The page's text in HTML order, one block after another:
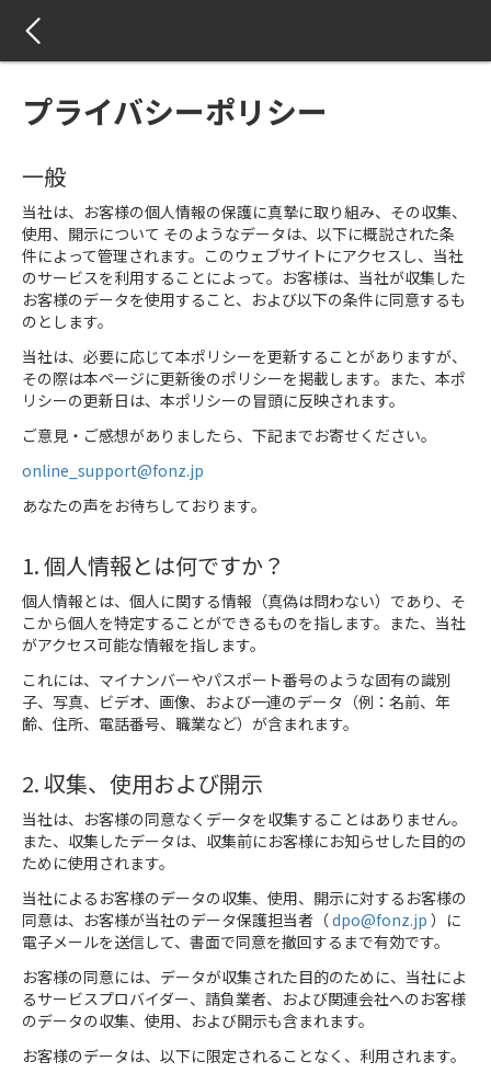
プライバシーポリシー
一般
当社は、お客様の個人情報の保護に真摯に取り組み、その収集、
使用、開示について そのようなデータは、以下に概説された条
件によって管理されます。このウェブサイトにアクセスし、当社
のサービスを利用することによって。お客様は、当社が収集した
お客様のデータを使用すること、および以下の条件に同意するも
のとします。
当社は、必要に応じて本ポリシーを更新することがありますが、
その際は本ページに更新後のポリシーを掲載します。また、本ポ
リシーの更新日は、本ポリシーの冒頭に反映されます。
ご意見・ご感想がありましたら、下記までお寄せください。
online_support@fonz.jp
あなたの声をお待ちしております。
1. 個人情報とは何ですか？
個人情報とは、個人に関する情報（真偽は問わない）であり、そ
こから個人を特定することができるものを指します。また、当社
がアクセス可能な情報を指します。
これには、マイナンバーやパスポート番号のような固有の識別
子、写真、ビデオ、画像、および一連のデータ（例：名前、年
齢、住所、電話番号、職業など）が含まれます。
2. 収集、使用および開示
当社は、お客様の同意なくデータを収集することはありません。
また、収集したデータは、収集前にお客様にお知らせした目的の
ために使用されます。
当社によるお客様のデータの収集、使用、開示に対するお客様の
同意は、お客様が当社のデータ保護担当者（dpo@fonz.jp ）に
電子メールを送信して、書面で同意を撤回するまで有効です。
お客様の同意には、データが収集された目的のために、当社によ
るサービスプロバイダー、請負業者、および関連会社へのお客様
のデータの収集、使用、および開示も含まれます。
お客様のデータは、以下に限定されることなく、利用されます。